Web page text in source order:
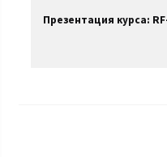
Презентация курса: